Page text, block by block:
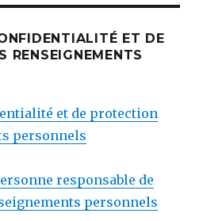
ET DE
RENSEIGNEMENTS
et de protection
personnels
responsable de
personnels